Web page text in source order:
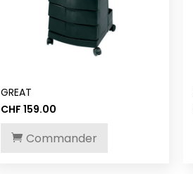
GREAT
CHF 159.00
Commander